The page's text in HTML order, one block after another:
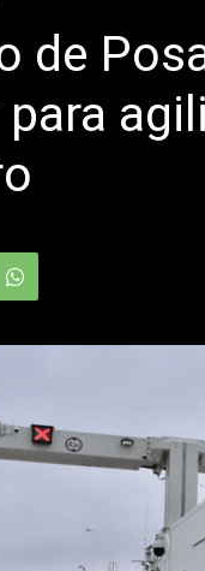
de